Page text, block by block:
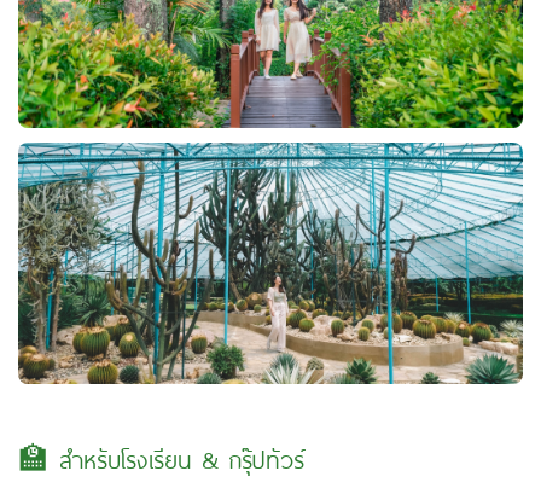
🏫 สำหรับโรงเรียน & กรุ๊ปทัวร์